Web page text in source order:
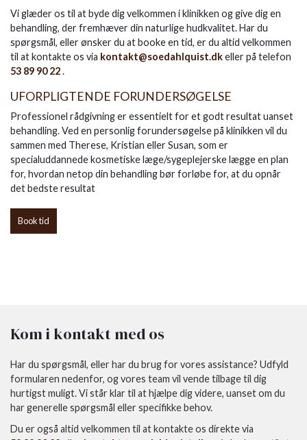
Vi glæder os til at byde dig velkommen i klinikken og give dig en
behandling, der fremhæver din naturlige hudkvalitet. Har du
spørgsmål, eller ønsker du at booke en tid, er du altid velkommen
til at kontakte os via kontakt@soedahlquist.dkeller på telefon
53 89 90 22.
UFORPLIGTENDE FORUNDERSØGELSE
Professionel rådgivning er essentielt for et godt resultat uanset
behandling. Ved en personlig forundersøgelse på klinikken vil du
sammen med Therese, Kristian eller Susan, som er
specialuddannede kosmetiske læge/sygeplejerske lægge en plan
for, hvordan netop din behandling bør forløbe for, at du opnår
det bedste resultat
Book tid
Kom i kontakt med os
Har du spørgsmål, eller har du brug for vores assistance? Udfyld
formularen nedenfor, og vores team vil vende tilbage til dig
hurtigst muligt. Vi står klar til at hjælpe dig videre, uanset om du
har generelle spørgsmål eller specifikke behov.
Du er også altid velkommen til at kontakte os direkte via